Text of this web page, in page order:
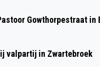
IN
Gowthorpestraat in
valpartij in Zwartebroek